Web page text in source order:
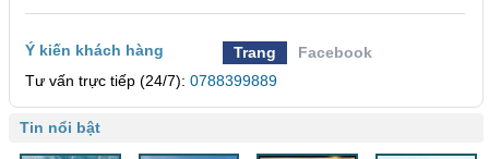
Ý kiến khách hàng Trang
Facebook
Tư vấn trực tiếp (24/7): 0788399889
Tin nổi bật